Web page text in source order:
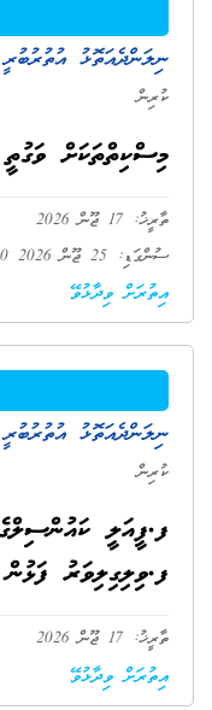
ނިލަންދެއަތޮޅު
ކުރިން
މިސްކިތްތަކަށް
ތާރީޚު: 17 ޖޫން 2026
ސުންގަޑި: 25 ޖޫން 2026 14:00
އިތުރަށް ވިދާޅުވޭ
ނިލަންދެއަތޮޅު
ކުރިން
ފ.ފީއަލީ
ފ.ވިލިގިލިވަރު
ތާރީޚު: 17 ޖޫން 2026
އިތުރަށް ވިދާޅުވޭ